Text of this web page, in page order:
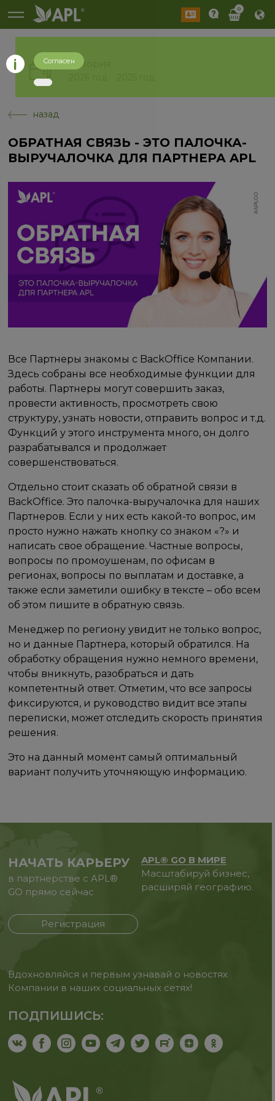
0
История
назад
ОБРАТНАЯ СВЯЗЬ - ЭТО ПАЛОЧКА-
ВЫРУЧАЛОЧКА ДЛЯ ПАРТНЕРА APL
Все Партнеры знакомы с BackOffice Компании.
Здесь собраны все необходимые функции для
работы. Партнеры могут совершить заказ,
провести активность, просмотреть свою
структуру, узнать новости, отправить вопрос и т.д.
Функций у этого инструмента много, он долго
разрабатывался и продолжает
совершенствоваться.
Отдельно стоит сказать об обратной связи в
BackOffice. Это палочка-выручалочка для наших
Партнеров. Если у них есть какой-то вопрос, им
просто нужно нажать кнопку со знаком «?» и
написать свое обращение. Частные вопросы,
вопросы по промоушенам, по офисам в
регионах, вопросы по выплатам и доставке, а
также если заметили ошибку в тексте – обо всем
об этом пишите в обратную связь.
Менеджер по региону увидит не только вопрос,
но и данные Партнера, который обратился. На
обработку обращения нужно немного времени,
чтобы вникнуть, разобраться и дать
компетентный ответ. Отметим, что все запросы
фиксируются, и руководство видит все этапы
переписки, может отследить скорость принятия
решения.
Это на данный момент самый оптимальный
вариант получить уточняющую информацию.
НАЧАТЬ КАРЬЕРУ
в партнерстве с APL®
GO прямо сейчас
Регистрация
APL® GO В МИРЕ
Масштабируй бизнес,
расширяй географию.
Вдохновляйся и первым узнавай о новостях
Компании в наших социальных сетях!
ПОДПИШИСЬ:
Согласен